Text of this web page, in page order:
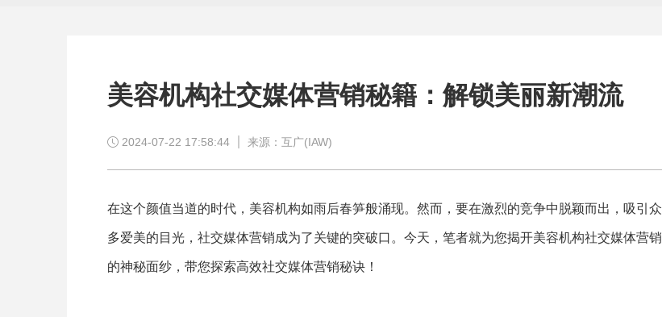
美容机构社交媒体营销秘籍：解锁美丽新潮流
2024-07-22 17:58:44 来源：互广(IAW)
在这个颜值当道的时代，美容机构如雨后春笋般涌现。然而，要在激烈的竞争中脱颖而出，吸引众
多爱美的目光，社交媒体营销成为了关键的突破口。今天，笔者就为您揭开美容机构社交媒体营销
的神秘面纱，带您探索高效社交媒体营销秘诀！